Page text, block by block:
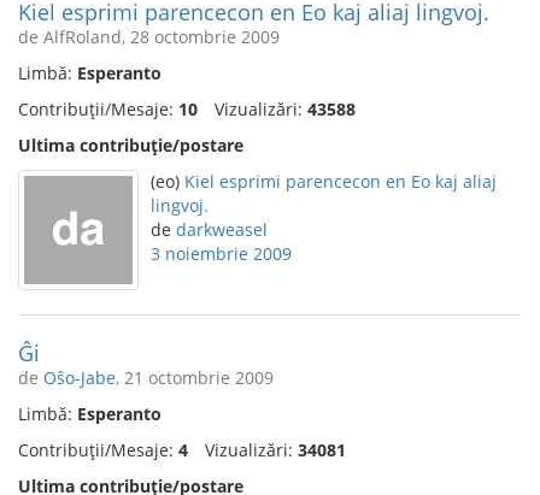
Kiel esprimi parencecon en Eo kaj aliaj lingvoj.
de AlfRoland, 28 octombrie 2009
Limbă: Esperanto
Contribuții/Mesaje: 10 Vizualizări: 43588
Ultima contribuție/postare
(eo) Kiel esprimi parencecon en Eo kaj aliaj
lingvoj.
de darkweasel
3 noiembrie 2009
Ĝi
de Oŝo-Jabe, 21 octombrie 2009
Limbă: Esperanto
Contribuții/Mesaje: 4 Vizualizări: 34081
Ultima contribuție/postare